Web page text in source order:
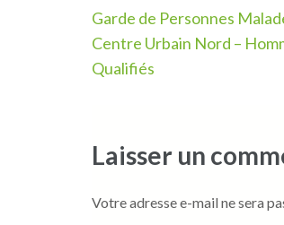
Navigation
de
l’article
Garde de Personnes
Centre Urbain Nord –
Qualifiés
Laisser un
Votre adresse e-mail ne sera